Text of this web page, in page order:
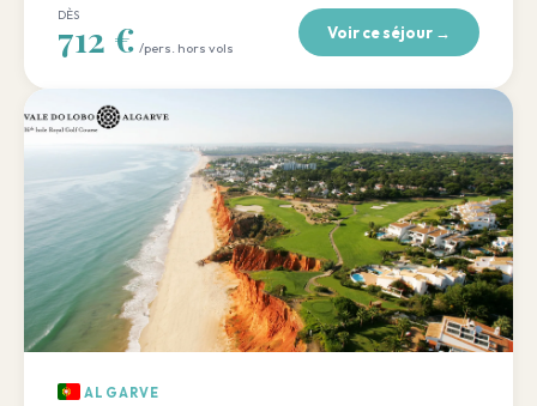
DÈS
712 € /pers. hors vols
Voir ce séjour →
ALGARVE